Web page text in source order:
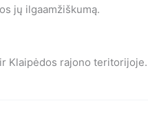
jų ilgaamžiškumą.
Klaipėdos rajono